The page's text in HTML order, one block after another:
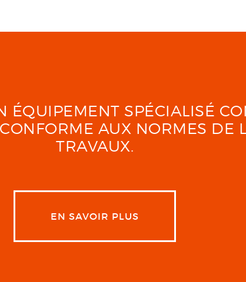
ÉQUIPEMENT SPÉCIALISÉ
AUX NORMES DE
TRAVAUX.
EN SAVOIR PLUS